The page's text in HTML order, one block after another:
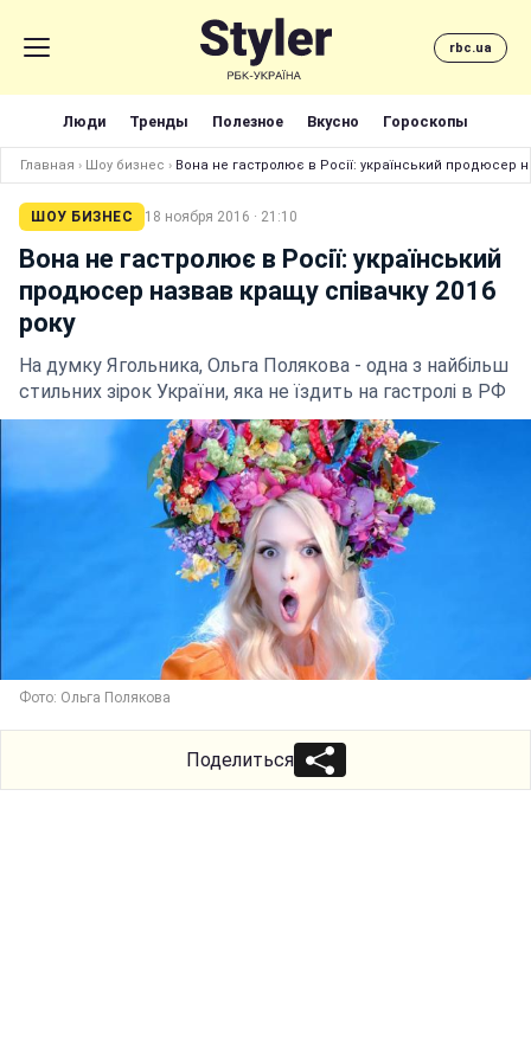
rbc.ua
Люди Тренды Полезное Вкусно Гороскопы
Главная › Шоу бизнес › Вона не гастролює в Росії: український продюсер
ШОУ БИЗНЕС 18 ноября 2016 · 21:10
Вона не гастролює в Росії: український
продюсер назвав кращу співачку 2016
року
На думку Ягольника, Ольга Полякова - одна з найбільш
стильних зірок України, яка не їздить на гастролі в РФ
Фото: Ольга Полякова
Поделиться